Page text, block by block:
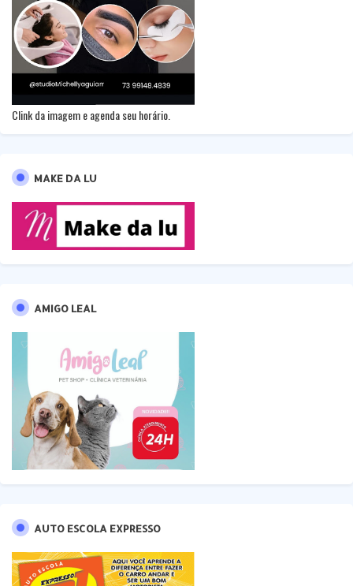
Clink da imagem e agenda seu horário.
MAKE DA LU
AMIGO LEAL
AUTO ESCOLA EXPRESSO